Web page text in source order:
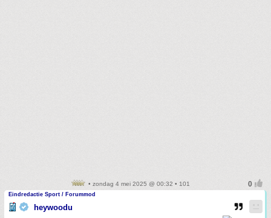
• zondag 4 mei 2025 @ 00:32 • 101
Eindredactie Sport / Forummod
heywoodu